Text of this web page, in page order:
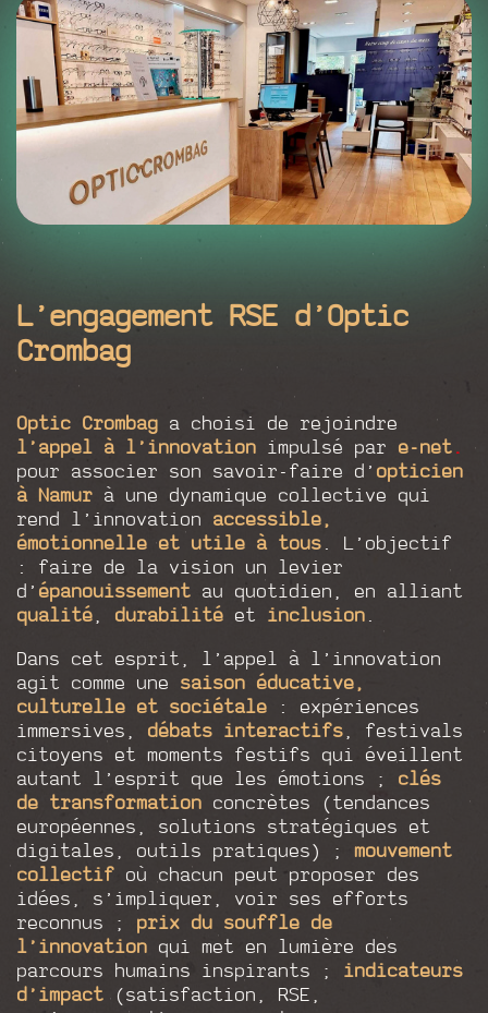
L’engagement RSE d’Optic
Crombag
Optic Crombag a choisi de rejoindre
l’appel à l’innovation impulsé par e-net.
pour associer son savoir-faire d’ opticien
à Namur à une dynamique collective qui
rend l’innovation accessible,
émotionnelle et utile à tous. L’objectif
: faire de la vision un levier
d’ épanouissement au quotidien, en alliant
qualité, durabilité et inclusion.
Dans cet esprit, l’appel à l’innovation
agit comme une saison éducative,
culturelle et sociétale : expériences
immersives, débats interactifs, festivals
citoyens et moments festifs qui éveillent
autant l’esprit que les émotions ; clés
de transformation concrètes (tendances
européennes, solutions stratégiques et
digitales, outils pratiques) ; mouvement
collectif où chacun peut proposer des
idées, s’impliquer, voir ses efforts
reconnus ; prix du souffle de
l’innovation qui met en lumière des
parcours humains inspirants ; indicateurs
d’impact (satisfaction, RSE,